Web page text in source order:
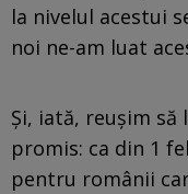
la nivelul acestui
noi ne-am luat
Şi, iată, reuşim să
promis: ca din 1
pentru românii